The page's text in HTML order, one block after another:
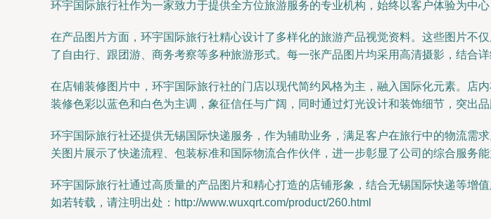
环宇国际旅行社作为一家致力于提供全方位旅游服务的专业机构，始终以客户体验为中
在产品图片方面，环宇国际旅行社精心设计了多样化的旅游产品视觉资料。这些图片不
了自由行、跟团游、商务考察等多种旅游形式。每一张产品图片均采用高清摄影，结合
在店铺装修图片中，环宇国际旅行社的门店以现代简约风格为主，融入国际化元素。店
装修色彩以蓝色和白色为主调，象征信任与广阔，同时通过灯光设计和装饰细节，突出
环宇国际旅行社还提供无锡国际快递服务，作为辅助业务，满足客户在旅行中的物流需
关图片展示了快递流程、包装标准和国际物流合作伙伴，进一步彰显了公司的综合服务能
环宇国际旅行社通过高质量的产品图片和精心打造的店铺形象，结合无锡国际快递等增
如若转载，请注明出处：http://www.wuxqrt.com/product/260.html